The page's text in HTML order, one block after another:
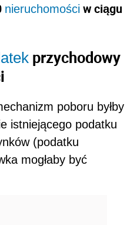
nieruchomości w ciągu
przychodowy
poboru byłby
istniejącego podatku
(podatku
mogłaby być